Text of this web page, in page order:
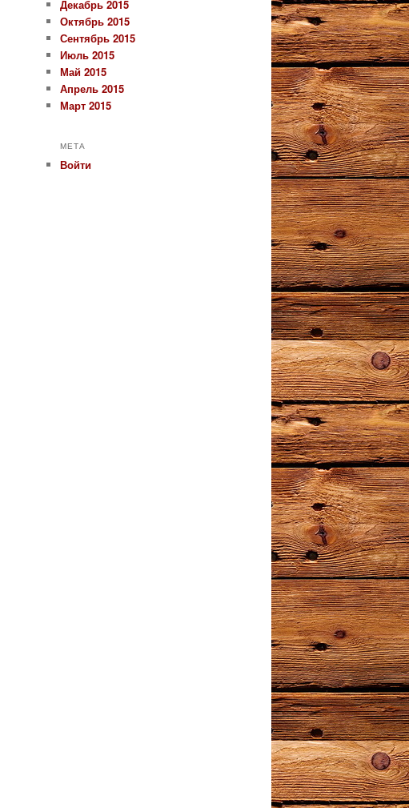
Декабрь 2015
Октябрь 2015
Сентябрь 2015
Июль 2015
Май 2015
Апрель 2015
Март 2015
МЕТА
Войти